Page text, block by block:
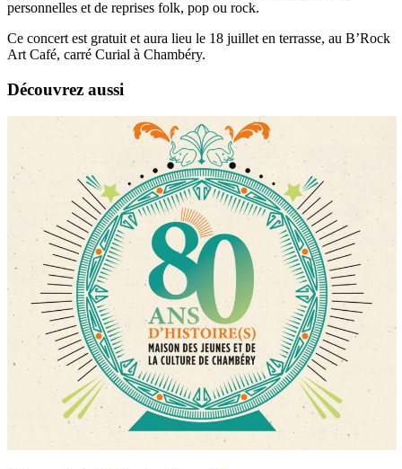
personnelles et de reprises folk, pop ou rock.
Ce concert est gratuit et aura lieu le 18 juillet en terrasse, au B’Rock
Art Café, carré Curial à Chambéry.
Découvrez aussi